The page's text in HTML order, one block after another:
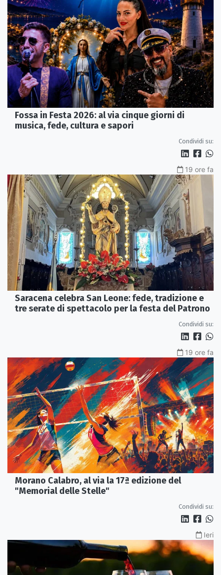
Fossa in Festa 2026: al via cinque giorni di
musica, fede, cultura e sapori
Condividi su:
19 ore fa
Saracena celebra San Leone: fede, tradizione e
tre serate di spettacolo per la festa del Patrono
Condividi su:
19 ore fa
Morano Calabro, al via la 17ª edizione del
"Memorial delle Stelle"
Condividi su:
Ieri